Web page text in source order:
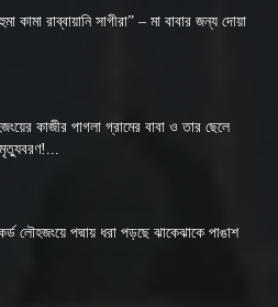
কামা রাব্বায়ানি সাগীরা” – মা বাবার জন্য দোয়া
কাজীর পাগলা গ্রামের বাবা ও তার ছেলে
লৌহজংয়ে পদ্মায় ধরা পড়ছে ঝাকেঝাকে পাঙাশ